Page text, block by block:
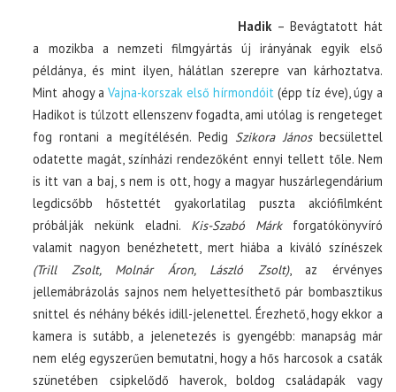
Hadik – Bevágtatott hát
a mozikba a nemzeti filmgyártás új irányának egyik első
példánya, és mint ilyen, hálátlan szerepre van kárhoztatva.
Mint ahogy a Vajna-korszak első hírmondóit (épp tíz éve), úgy a
Hadikot is túlzott ellenszenv fogadta, ami utólag is rengeteget
fog rontani a megítélésén. Pedig Szikora Jánosbecsülettel
odatette magát, színházi rendezőként ennyi tellett tőle. Nem
is itt van a baj, s nem is ott, hogy a magyar huszárlegendárium
legdicsőbb hőstettét gyakorlatilag puszta akciófilmként
próbálják nekünk eladni. Kis-Szabó Márkforgatókönyvíró
valamit nagyon benézhetett, mert hiába a kiváló színészek
(Trill Zsolt, Molnár Áron, László Zsolt), az érvényes
jellemábrázolás sajnos nem helyettesíthető pár bombasztikus
snittel és néhány békés idill-jelenettel. Érezhető, hogy ekkor a
kamera is sutább, a jelenetezés is gyengébb: manapság már
nem elég egyszerűen bemutatni, hogy a hős harcosok a csaták
szünetében csipkelődő haverok, boldog családapák vagy